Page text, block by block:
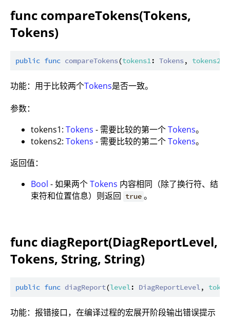
func compareTokens(Tokens,
Tokens)
public func compareTokens(tokens1: Tokens, tokens2
功能：用于比较两个Tokens是否一致。
参数：
tokens1: Tokens - 需要比较的第一个Tokens。
tokens2: Tokens - 需要比较的第二个Tokens。
返回值：
Bool - 如果两个Tokens 内容相同（除了换行符、结
束符和位置信息）则返回 true 。
func diagReport(DiagReportLevel,
Tokens, String, String)
public func diagReport(level: DiagReportLevel,
功能：报错接口，在编译过程的宏展开阶段输出错误提示